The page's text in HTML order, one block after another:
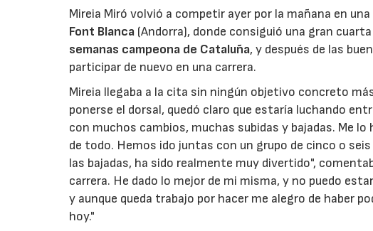
Mireia Miró volvió a competir ayer por la mañana en
Font Blanca (Andorra), donde consiguió una gran
semanas campeona de Cataluña, y después de las
participar de nuevo en una carrera.
Mireia llegaba a la cita sin ningún objetivo concreto
ponerse el dorsal, quedó claro que estaría luchando
con muchos cambios, muchas subidas y bajadas. Me
de todo. Hemos ido juntas con un grupo de cinco o
las bajadas, ha sido realmente muy divertido",
carrera. He dado lo mejor de mi misma, y no puedo
y aunque queda trabajo por hacer me alegro de haber
hoy."